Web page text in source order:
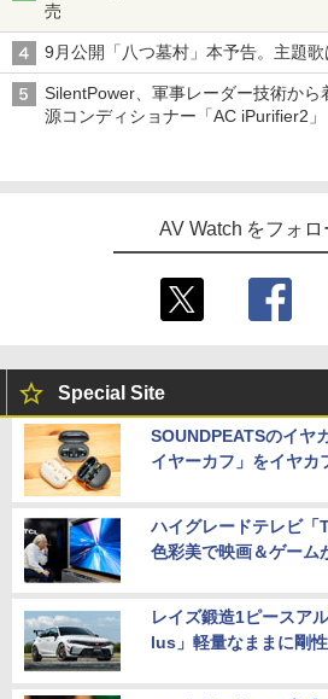
売
9月公開「八つ墓村」本予告。主題
SilentPower、軍事レーダー技術から
源コンディショナー「AC iPurifier2」
AV Watch をフォロ
Special Site
SOUNDPEATSのイヤ
イヤーカフ」をイヤカ
ハイグレードテレビ
色彩美で映画＆ゲーム
レイズ鍛造1ピースア
lus」軽量なままに剛